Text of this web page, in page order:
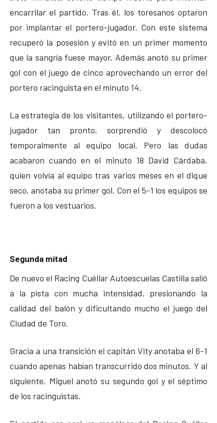
encarrilar el partido. Tras él, los toresanos optaron
por implantar el portero-jugador. Con este sistema
recuperó la posesión y evitó en un primer momento
que la sangría fuese mayor. Además anotó su primer
gol con el juego de cinco aprovechando un error del
portero racinguista en el minuto 14.
La estrategia de los visitantes, utilizando el portero-
jugador tan pronto, sorprendió y descolocó
temporalmente al equipo local. Pero las dudas
acabaron cuando en el minuto 18 David Cárdaba,
quien volvía al equipo tras varios meses en el dique
seco, anotaba su primer gol. Con el 5-1 los equipos se
fueron a los vestuarios.
Segunda mitad
De nuevo el Racing Cuéllar Autoescuelas Castilla salió
a la pista con mucha intensidad, presionando la
calidad del balón y dificultando mucho el juego del
Ciudad de Toro.
Gracia a una transición el capitán Vity anotaba el 6-1
cuando apenas habían transcurrido dos minutos. Y al
siguiente, Miguel anotó su segundo gol y el séptimo
de los racinguistas.